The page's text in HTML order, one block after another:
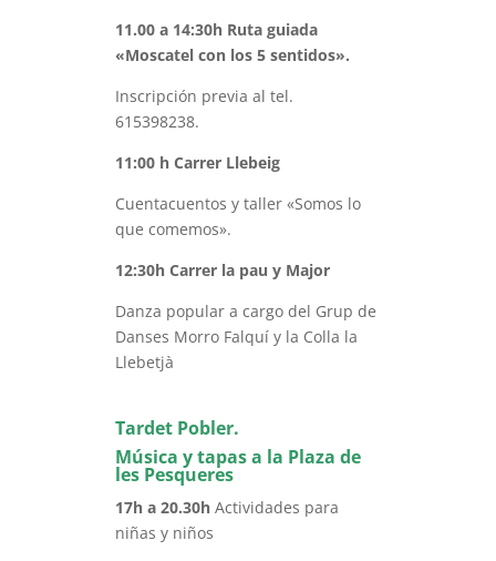
11.00 a 14:30h Ruta guiada
«Moscatel con los 5 sentidos».
Inscripción previa al tel.
615398238.
11:00 h Carrer Llebeig
Cuentacuentos y taller «Somos lo
que comemos».
12:30h Carrer la pau y Major
Danza popular a cargo del Grup de
Danses Morro Falquí y la Colla la
Llebetjà
Tardet Pobler.
Música y tapas a la Plaza de
les Pesqueres
17h a 20.30h Actividades para
niñas y niños